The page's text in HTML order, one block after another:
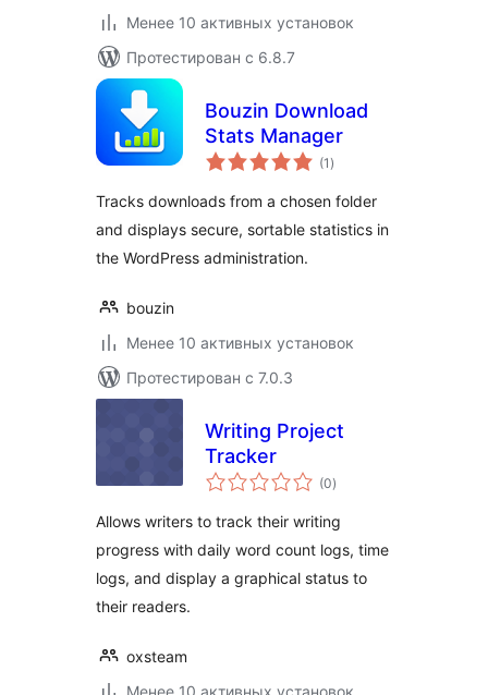
Менее 10 активных установок
Протестирован с 6.8.7
Bouzin Download
Stats Manager
(1 общий
рейтинг
)
Tracks downloads from a chosen folder
and displays secure, sortable statistics in
the WordPress administration.
bouzin
Менее 10 активных установок
Протестирован с 7.0.3
Writing Project
Tracker
(0общий
рейтинг
)
Allows writers to track their writing
progress with daily word count logs, time
logs, and display a graphical status to
their readers.
oxsteam
Менее 10 активных установок